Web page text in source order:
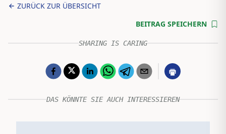
ZURÜCK ZUR ÜBERSICHT
BEITRAG SPEICHERN
SHARING IS CARING
DAS KÖNNTE SIE AUCH INTERESSIEREN